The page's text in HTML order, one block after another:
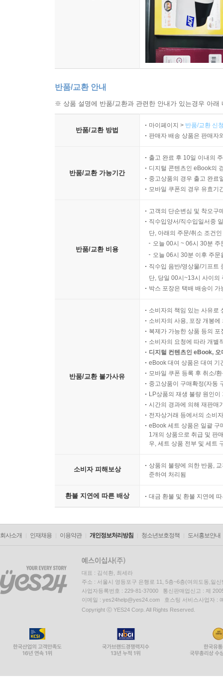
반품/교환 안내
※ 상품 설명에 반품/교환과 관련한 안내가 있는경우 아
반품/교환 방법
마이페이지 > 반품/교환 신
판매자 배송 상품은 판매자
반품/교환 가능기간
출고 완료 후 10일 이내의
디지털 콘텐츠인 eBook의
중고상품의 경우 출고 완료
모바일 쿠폰의 경우 유효기
반품/교환 비용
고객의 단순변심 및 착오구
직수입양서/직수입일서중
단, 아래의 주문/취소 조건
오늘 00시 ~ 06시 30분
오늘 06시 30분 이후 주
직수입 음반/영상물/기프트
단, 당일 00시~13시 사이의
박스 포장은 택배 배송이
반품/교환 불가사유
소비자의 책임 있는 사유로
소비자의 사용, 포장 개봉
복제가 가능한 상품 등의
소비자의 요청에 따라 개별
디지털 컨텐츠인 eBook,
eBook 대여 상품은 대여 기
모바일 쿠폰 등록 후 취소/
중고상품이 구매확정(자동
LP상품의 재생 불량 원인
시간의 경과에 의해 재판매
전자상거래 등에서의 소비
eBook 세트 상품은 일괄 구
1개의 상품으로 취급 및 판
우, 세트 상품 전부 및 세트
소비자 피해보상
상품의 불량에 의한 반품,
준하여 처리됨
환불 지연에 따른 배상 대금 환불 및 환불 지연에
회사소개 인재채용 이용약관 개인정보처리방침 청소년보호정책 도서홍보안내
대표 : 김석환, 최세라
주소 : 서울시 영등포구 은행로 11, 5층~6층(여의도동,일신
사업자등록번호 : 229-81-37000 통신판매업신고 : 제
이메일 : yes24help@yes24.com 호스팅 서비스사업자 :
Copyright ⓒ YES24 Corp. All Rights Reserved.